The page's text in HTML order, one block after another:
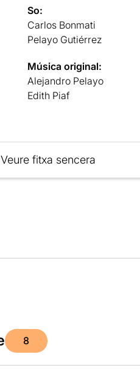
So:
Carlos Bonmati
Pelayo Gutiérrez
Música original:
Alejandro Pelayo
Edith Piaf
Veure fitxa sencera
8